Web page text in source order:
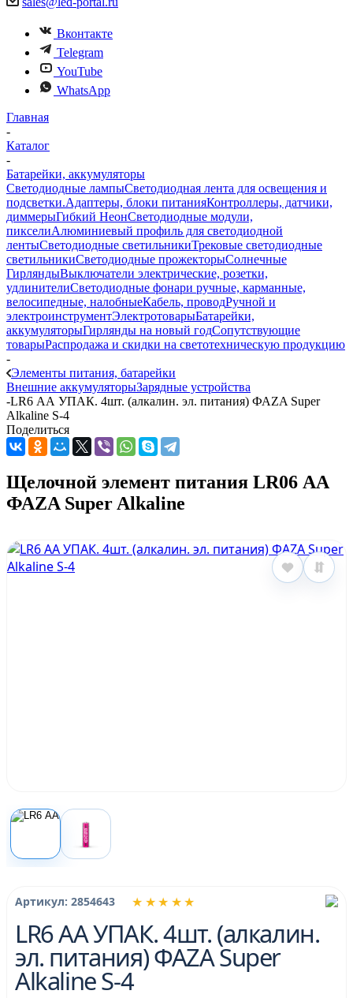
Вконтакте
Telegram
YouTube
WhatsApp
Главная
-
Каталог
-
Батарейки, аккумуляторы
Светодиодные лампыСветодиодная лента для освещения и
подсветки.Адаптеры, блоки питанияКонтроллеры, датчики,
диммерыГибкий НеонСветодиодные модули,
пикселиАлюминиевый профиль для светодиодной
лентыСветодиодные светильникиТрековые светодиодные
светильникиСветодиодные прожекторыСолнечные
ГирляндыВыключатели электрические, розетки,
удлинителиСветодиодные фонари ручные, карманные,
велосипедные, налобныеКабель, проводРучной и
электроинструментЭлектротоварыБатарейки,
аккумуляторыГирлянды на новый годСопутствующие
товарыРаспродажа и скидки на светотехническую продукцию
-
Элементы питания, батарейки
Внешние аккумуляторыЗарядные устройства
-LR6 АА УПАК. 4шт. (алкалин. эл. питания) ФАZA Super
Alkaline S-4
Поделиться
Щелочной элемент питания LR06 АА
ФАZA Super Alkaline
★★★★★
Артикул: 2854643
LR6 АА УПАК. 4шт. (алкалин.
эл. питания) ФАZA Super
Alkaline S-4